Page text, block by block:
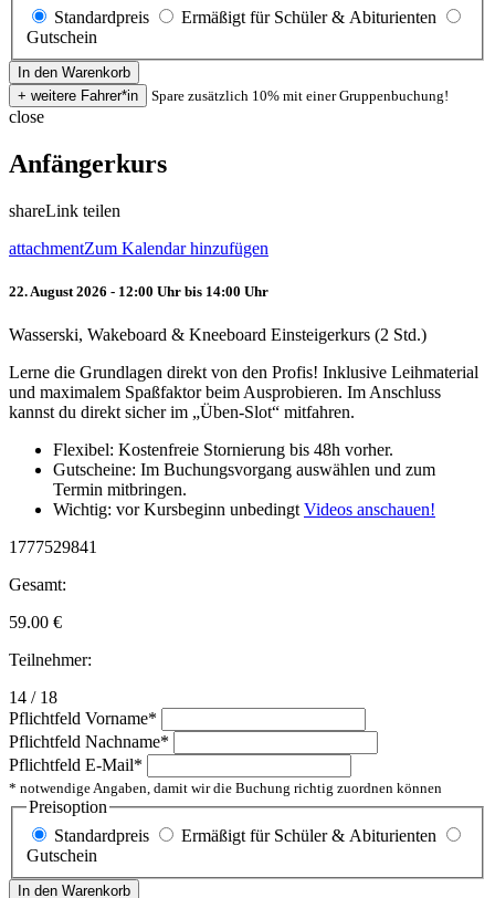
Standardpreis
Ermäßigt für Schüler & Abiturienten
Gutschein
Spare zusätzlich 10% mit einer Gruppenbuchung!
close
Anfängerkurs
shareLink teilen
attachmentZum Kalendar hinzufügen
22. August 2026 - 12:00 Uhr bis 14:00 Uhr
Wasserski, Wakeboard & Kneeboard Einsteigerkurs (2 Std.)
Lerne die Grundlagen direkt von den Profis! Inklusive Leihmaterial
und maximalem Spaßfaktor beim Ausprobieren. Im Anschluss
kannst du direkt sicher im „Üben-Slot“ mitfahren.
Flexibel: Kostenfreie Stornierung bis 48h vorher.
Gutscheine: Im Buchungsvorgang auswählen und zum
Termin mitbringen.
Wichtig: vor Kursbeginn unbedingt Videos anschauen!
1777529841
Gesamt:
59.00 €
Teilnehmer:
14 / 18
Pflichtfeld Vorname*
Pflichtfeld Nachname*
Pflichtfeld E-Mail*
* notwendige Angaben, damit wir die Buchung richtig zuordnen können
Preisoption
Standardpreis
Ermäßigt für Schüler & Abiturienten
Gutschein